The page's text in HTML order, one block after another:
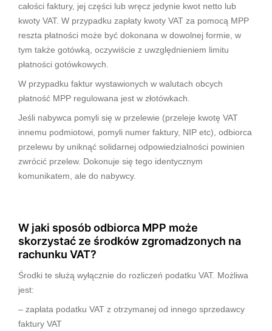
całości faktury, jej części lub wręcz jedynie kwot netto lub
kwoty VAT. W przypadku zapłaty kwoty VAT za pomocą MPP
reszta płatności może być dokonana w dowolnej formie, w
tym także gotówką, oczywiście z uwzględnieniem limitu
płatności gotówkowych.
W przypadku faktur wystawionych w walutach obcych
płatność MPP regulowana jest w złotówkach.
Jeśli nabywca pomyli się w przelewie (przeleje kwotę VAT
innemu podmiotowi, pomyli numer faktury, NIP etc), odbiorca
przelewu by uniknąć solidarnej odpowiedzialności powinien
zwrócić przelew. Dokonuje się tego identycznym
komunikatem, ale do nabywcy.
W jaki sposób odbiorca MPP może
skorzystać ze środków zgromadzonych na
rachunku VAT?
Środki te służą wyłącznie do rozliczeń podatku VAT. Możliwa
jest:
– zapłata podatku VAT z otrzymanej od innego sprzedawcy
faktury VAT